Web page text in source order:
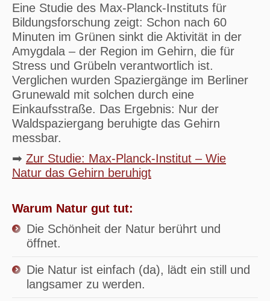
Eine Studie des Max-Planck-Instituts für
Bildungsforschung zeigt: Schon nach 60
Minuten im Grünen sinkt die Aktivität in der
Amygdala – der Region im Gehirn, die für
Stress und Grübeln verantwortlich ist.
Verglichen wurden Spaziergänge im Berliner
Grunewald mit solchen durch eine
Einkaufsstraße. Das Ergebnis: Nur der
Waldspaziergang beruhigte das Gehirn
messbar.
➡ Zur Studie: Max-Planck-Institut – Wie
Natur das Gehirn beruhigt
Warum Natur gut tut:
Die Schönheit der Natur berührt und
öffnet.
Die Natur ist einfach (da), lädt ein still und
langsamer zu werden.